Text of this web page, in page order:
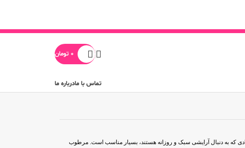
0 تومان
تماس با مادرباره ما
که به دنبال آرایشی سبک و روزانه هستند، بسیار مناسب است. مرطوب